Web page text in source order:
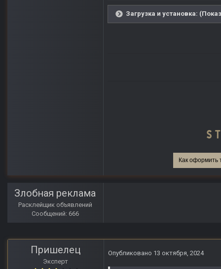
Загрузка и установка:
Как оформить
Злобная реклама
Расклейщик объявлений
Сообщений: 666
Пришелец
Эксперт
Опубликовано 13 октября, 2024